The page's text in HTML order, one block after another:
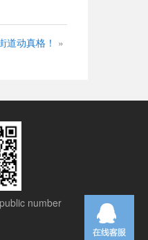
道动真格！ »
number